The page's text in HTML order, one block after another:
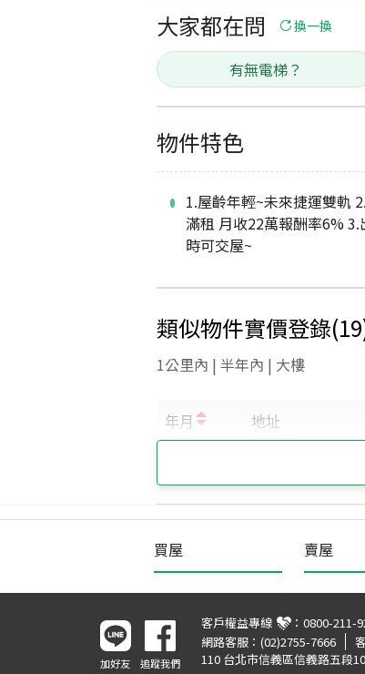
大家都在問 換一換
有無電梯？
物件特色
1.屋齡年輕~未來捷運雙軌
滿租 月收22萬報酬率6% 3.
時可交屋~
類似物件實價登錄(19
1公里內 | 半年內 | 大樓
買屋 賣屋
加好友 追蹤我們
客戶權益專線 ： 0800-211-
網路客服： (02)2755-7666
110 台北市信義區信義路五段